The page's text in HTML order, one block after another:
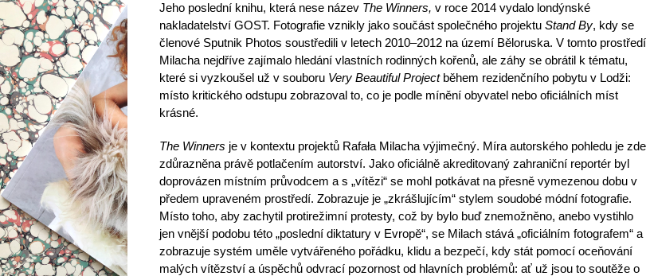
Jeho poslední knihu, která nese název The Winners, v roce 2014 vydalo londýnské
nakladatelství GOST. Fotografie vznikly jako součást společného projektu Stand By, kdy se
členové Sputnik Photos soustředili v letech 2010–2012 na území Běloruska. V tomto prostředí
Milacha nejdříve zajímalo hledání vlastních rodinných kořenů, ale záhy se obrátil k tématu,
které si vyzkoušel už v souboru Very Beautiful Projectběhem rezidenčního pobytu v Lodži:
místo kritického odstupu zobrazoval to, co je podle mínění obyvatel nebo oficiálních míst
krásné.
The Winners je v kontextu projektů Rafała Milacha výjimečný. Míra autorského pohledu je zde
zdůrazněna právě potlačením autorství. Jako oficiálně akreditovaný zahraniční reportér byl
doprovázen místním průvodcem a s „vítězi“ se mohl potkávat na přesně vymezenou dobu v
předem upraveném prostředí. Zobrazuje je „zkrášlujícím“ stylem soudobé módní fotografie.
Místo toho, aby zachytil protirežimní protesty, což by bylo buď znemožněno, anebo vystihlo
jen vnější podobu této „poslední diktatury v Evropě“, se Milach stává „oficiálním fotografem“ a
zobrazuje systém uměle vytvářeného pořádku, klidu a bezpečí, kdy stát pomocí oceňování
malých vítězství a úspěchů odvrací pozornost od hlavních problémů: ať už jsou to soutěže o